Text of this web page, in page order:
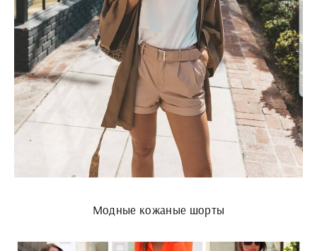
Модные кожаные шорты